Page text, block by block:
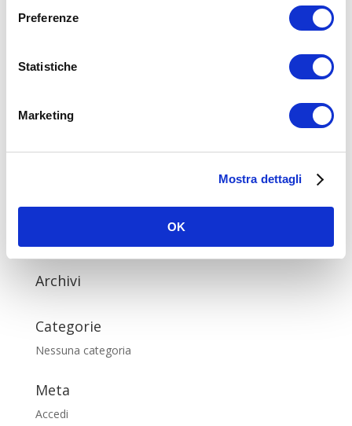
Preferenze
Statistiche
Marketing
Mostra dettagli
OK
Invia commento
Archivi
Categorie
Nessuna categoria
Meta
Accedi